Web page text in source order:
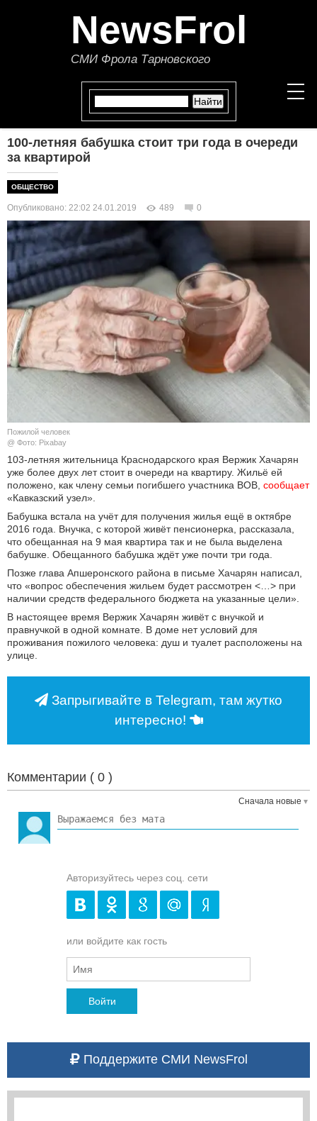
NewsFrol
СМИ Фрола Тарновского
ПОЛИТИКА
ЭКОНОМИКА
В МИРЕ
ОБЩЕСТВО
КУЛЬТУРА
НАУКА
СПОРТ
АВТО И МОТО
100-летняя бабушка стоит три года в очереди
за квартирой
ОБЩЕСТВО
Опубликовано: 22:02 24.01.2019 489 0
Пожилой человек
@ Фото: Pixabay
103-летняя жительница Краснодарского края Вержик Хачарян
уже более двух лет стоит в очереди на квартиру. Жильё ей
положено, как члену семьи погибшего участника ВОВ, сообщает
«Кавказский узел».
Бабушка встала на учёт для получения жилья ещё в октябре
2016 года. Внучка, с которой живёт пенсионерка, рассказала,
что обещанная на 9 мая квартира так и не была выделена
бабушке. Обещанного бабушка ждёт уже почти три года.
Позже глава Апшеронского района в письме Хачарян написал,
что «вопрос обеспечения жильем будет рассмотрен <…> при
наличии средств федерального бюджета на указанные цели».
В настоящее время Вержик Хачарян живёт с внучкой и
правнучкой в одной комнате. В доме нет условий для
проживания пожилого человека: душ и туалет расположены на
улице.
Запрыгивайте в Telegram, там жутко
интересно!
Комментарии ( 0 )
Сначала новые
Авторизуйтесь через соц. сети
или войдите как гость
Войти
Поддержите СМИ NewsFrol